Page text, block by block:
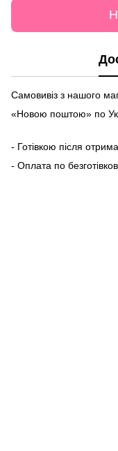
Самовивіз з нашого
«Новою поштою» по
- Готівкою після
- Оплата по